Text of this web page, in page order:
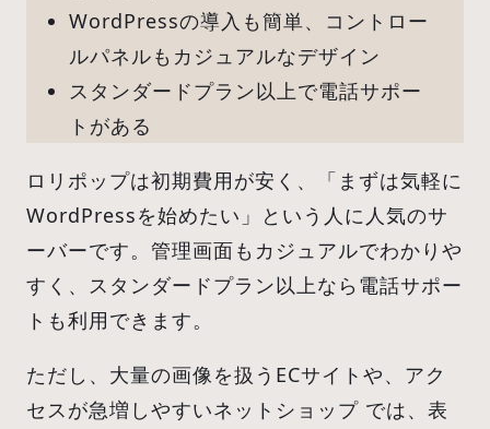
WordPressの導入も簡単、コントロー
ルパネルもカジュアルなデザイン
スタンダードプラン以上で電話サポー
トがある
ロリポップは初期費用が安く、「まずは気軽に
WordPressを始めたい」という人に人気のサ
ーバーです。管理画面もカジュアルでわかりや
すく、スタンダードプラン以上なら電話サポー
トも利用できます。
ただし、大量の画像を扱うECサイトや、アク
セスが急増しやすいネットショップ では、表